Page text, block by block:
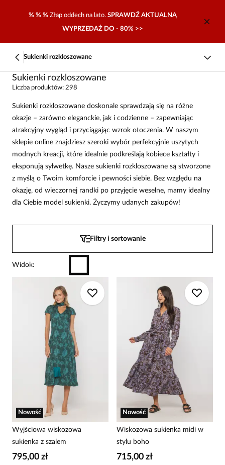
% % % Złap oddech na lato. SPRAWDŹ AKTUALNĄ
WYPRZEDAŻ DO - 80% >>
Sukienki rozkloszowane
Sukienki rozkloszowane
Liczba produktów: 298
Sukienki rozkloszowane doskonale sprawdzają się na różne
okazje – zarówno eleganckie, jak i codzienne – zapewniając
atrakcyjny wygląd i przyciągając wzrok otoczenia. W naszym
sklepie online znajdziesz szeroki wybór perfekcyjnie uszytych
modnych kreacji, które idealnie podkreślają kobiece kształty i
eksponują sylwetkę. Nasze sukienki rozkloszowane są stworzone
z myślą o Twoim komforcie i pewności siebie. Bez względu na
okazję, od wieczornej randki po przyjęcie weselne, mamy idealny
dla Ciebie model sukienki. Życzymy udanych zakupów!
Filtry i sortowanie
Widok:
Nowość
Wyjściowa wiskozowa
sukienka z szalem
795,00 zł
Nowość
Wiskozowa sukienka midi w
stylu boho
715,00 zł